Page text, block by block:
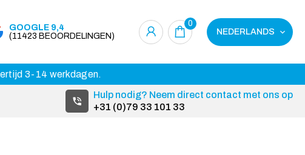
GOOGLE 9,4
(11423 BEOORDELINGEN)
0
NEDERLANDS
3-14 werkdagen.
Hulp nodig? Neem direct contact met ons op
+31 (0)79 33 101 33